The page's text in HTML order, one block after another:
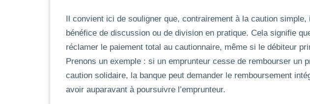
Il convient ici de souligner que, contrairement à la caution simple,
bénéfice de discussion ou de division en pratique. Cela signifie
réclamer le paiement total au cautionnaire, même si le débiteur
Prenons un exemple : si un emprunteur cesse de rembourser un
caution solidaire, la banque peut demander le remboursement
avoir auparavant à poursuivre l’emprunteur.